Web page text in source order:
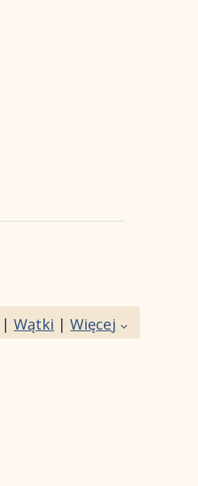
|Wątki |Więcej